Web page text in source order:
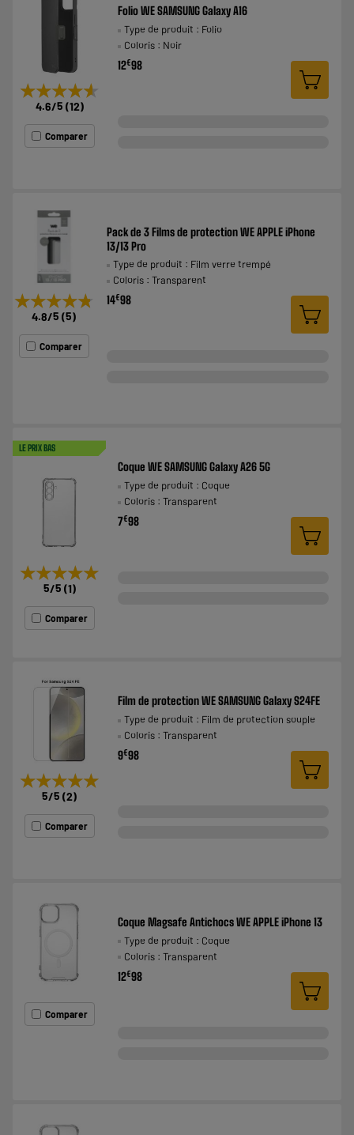
★★★★★
★★★★★
4.6/5 (12)
Comparer
Folio WE SAMSUNG Galaxy A16
Type de produit : Folio
Coloris : Noir
12€98
★★★★★
★★★★★
4.8/5 (5)
Comparer
Pack de 3 Films de protection WE APPLE iPhone
13/13 Pro
Type de produit : Film verre trempé
Coloris : Transparent
14€98
LE PRIX BAS
★★★★★
★★★★★
5/5 (1)
Comparer
Coque WE SAMSUNG Galaxy A26 5G
Type de produit : Coque
Coloris : Transparent
7€98
★★★★★
★★★★★
5/5 (2)
Comparer
Film de protection WE SAMSUNG Galaxy S24FE
Type de produit : Film de protection souple
Coloris : Transparent
9€98
Comparer
Coque Magsafe Antichocs WE APPLE iPhone 13
Type de produit : Coque
Coloris : Transparent
12€98